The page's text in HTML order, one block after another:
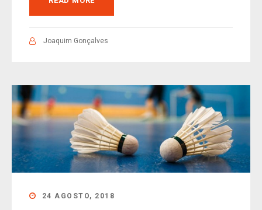
Joaquim Gonçalves
24 AGOSTO, 2018